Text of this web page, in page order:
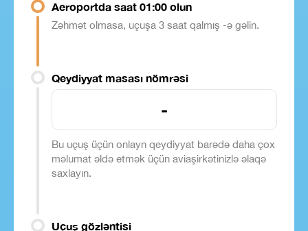
Aeroportda saat 01:00 olun
Zəhmət olmasa, uçuşa 3 saat qalmış -ə gəlin.
Qeydiyyat masası nömrəsi
-
Bu uçuş üçün onlayn qeydiyyat barədə daha çox
məlumat əldə etmək üçün aviaşirkətinizlə əlaqə
saxlayın.
Uçuş gözləntisi